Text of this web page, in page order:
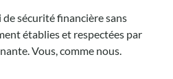
de sécurité financière sans
établies et respectées par
Vous, comme nous.